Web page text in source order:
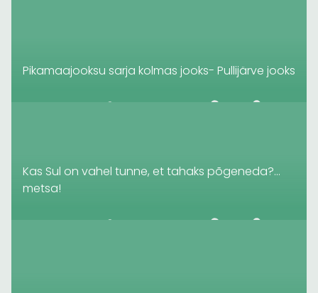
Pikamaajooksu sarja kolmas jooks- Pullijärve jooks
Kas Sul on vahel tunne, et tahaks põgeneda?…
metsa!